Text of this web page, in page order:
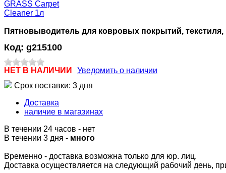
Пятновыводитель для ковровых покрытий, текстиля,
Код: g215100
НЕТ В НАЛИЧИИ
Уведомить о наличии
Срок поставки: 3 дня
Доставка
наличие в магазинах
В течении 24 часов - нет
В течении 3 дня - много
Временно - доставка возможна только для юр. лиц.
Доставка осуществляется на следующий рабочий день,